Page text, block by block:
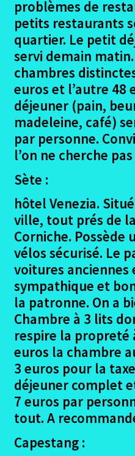
problèmes de
petits restaurants
quartier. Le petit
servi demain
chambres
euros et l’autre 48
déjeuner (pain,
madeleine, café)
par personne.
l’on ne cherche
Sète :
hôtel Venezia.
ville, tout prés de
Corniche. Possède
vélos sécurisé. Le
voitures anciennes
sympathique et
la patronne. On a
Chambre à 3 lits
respire la propreté
euros la chambre
3 euros pour la
déjeuner complet
7 euros par
tout. A
Capestang :